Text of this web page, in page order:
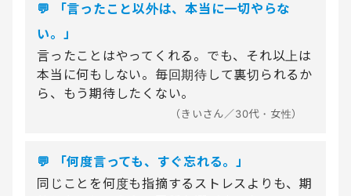
💬 「言ったこと以外は、本当に一切やらな
い。」
言ったことはやってくれる。でも、それ以上は
本当に何もしない。毎回期待して裏切られるか
ら、もう期待したくない。
（きいさん／30代・女性）
💬 「何度言っても、すぐ忘れる。」
同じことを何度も指摘するストレスよりも、期